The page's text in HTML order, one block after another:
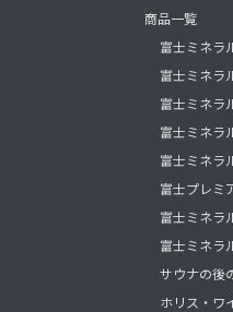
商品一覧
富士ミネラ
富士ミネラ
富士ミネラ
富士ミネラ
富士ミネラ
富士プレミ
富士ミネラ
富士ミネラ
サウナの後
ホリス・ワ